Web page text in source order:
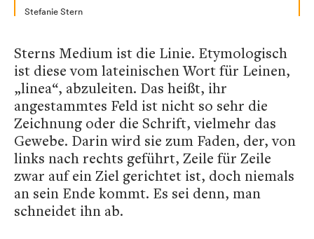
Stefanie Stern
Sterns Medium ist die Linie. Etymologisch
ist diese vom lateinischen Wort für Leinen,
„linea“, abzuleiten. Das heißt, ihr
angestammtes Feld ist nicht so sehr die
Zeichnung oder die Schrift, vielmehr das
Gewebe. Darin wird sie zum Faden, der, von
links nach rechts geführt, Zeile für Zeile
zwar auf ein Ziel gerichtet ist, doch niemals
an sein Ende kommt. Es sei denn, man
schneidet ihn ab.